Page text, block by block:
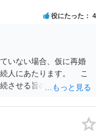
います。
役にたった 4
いない場合、仮に再婚
続人にあたります。 こ
させる旨の公正証書遺
婚相手から相続人
る可能性があります。
お父様本人がお住まい